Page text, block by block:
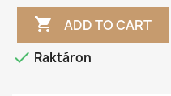
 ADD TO CART
 Raktáron